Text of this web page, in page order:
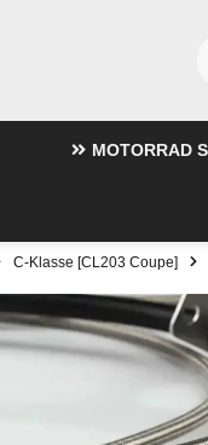
MOTORRAD
C-Klasse [CL203 Coupe]